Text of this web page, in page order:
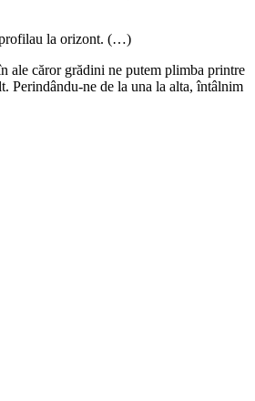
profilau la orizont. (…)
ale căror grădini ne putem plimba printre
Perindându-ne de la una la alta, întâlnim